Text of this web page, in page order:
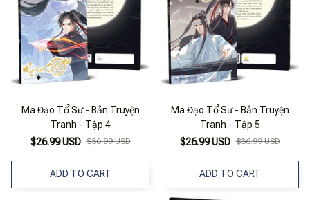
Ma Đạo Tổ Sư - Bản Truyện
Tranh - Tập 4
$26.99 USD $36.99 USD
ADD TO CART
Ma Đạo Tổ Sư - Bản Truyện
Tranh - Tập 5
$26.99 USD $36.99 USD
ADD TO CART